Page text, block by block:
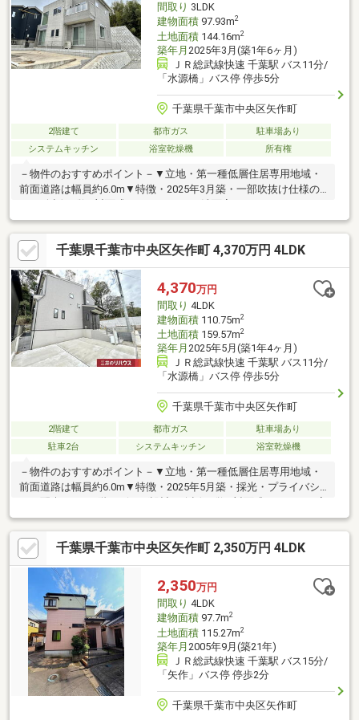
間取り 3LDK
建物面積97.93m2
土地面積144.16m2
築年月 2025年3月(築1年6ヶ月)
ＪＲ総武線快速 千葉駅 バス11分/
「水源橋」バス停 停歩5分
千葉県千葉市中央区矢作町
2階建て 都市ガス
駐車場あり
システムキッチン
浴室乾燥機 所有権
－物件のおすすめポイント－▼立地・第一種低層住居専用地域・
前面道路は幅員約6.0m▼特徴・2025年3月築・一部吹抜け仕様の
スは回遊性のある設計・顔を合わせやすいリビング階段・パント
リー・SC等の収納付・駐車場有(車種による)・即引渡し可能(残金
精算後)▼設備・複層ガラス・食洗機／浄水器付水栓・浴室暖房乾
燥機・TVモニタ付インターホン※ゴミ置き場面積3.49平米(持分13
分の1)■ ご希望の住まい探しをお手伝いします ━━━━━・・・
物件の詳細・ご相談はお気軽にお問い合わせください。
千葉県千葉市中央区矢作町 4,370万円 4LDK
4,370万円
間取り 4LDK
建物面積110.75m2
土地面積159.57m2
築年月 2025年5月(築1年4ヶ月)
ＪＲ総武線快速 千葉駅 バス11分/
「水源橋」バス停 停歩5分
千葉県千葉市中央区矢作町
2階建て 都市ガス
駐車場あり
駐車2台
システムキッチン 浴室乾燥機
－物件のおすすめポイント－▼立地・第一種低層住居専用地域・
前面道路は幅員約6.0m▼特徴・2025年5月築・採光・プライバシ
内干しできるランドリースペース有・2階に水回りを集約配置・
WIC・SIC・パントリー等、収納豊富・駐車2台可(車種による)・即
引渡し可(残金精算後)▼設備・食洗機／浄水器・浴室暖房乾燥
機・TVモニタ付インターホン※ゴミ置き場面積3.49平米(持分13分
の1)■ ご希望の住まい探しをお手伝いします ━━━━━・・・物
件の詳細・ご相談はお気軽にお問い合わせください。
千葉県千葉市中央区矢作町 2,350万円 4LDK
2,350万円
間取り 4LDK
建物面積97.7m2
土地面積115.27m2
築年月 2005年9月(築21年)
ＪＲ総武線快速 千葉駅 バス15分/
「矢作」バス停 停歩2分
千葉県千葉市中央区矢作町